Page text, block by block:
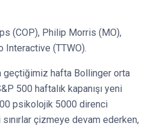
(COP), Philip Morris (MO),
Interactive (TTWO).
geçtiğimiz hafta Bollinger orta
500 haftalık kapanışı yeni
psikolojik 5000 direnci
çizmeye devam ederken,